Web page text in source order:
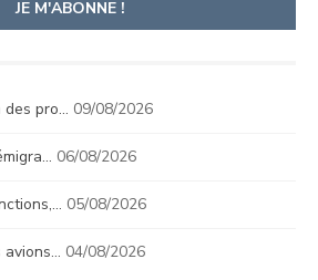
des pro… 09/08/2026
06/08/2026
05/08/2026
avions… 04/08/2026